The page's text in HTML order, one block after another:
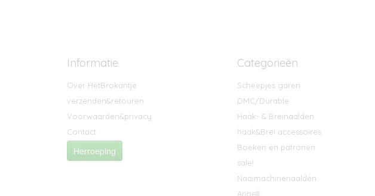
Informatie
Over HetBrokantje
verzenden&retouren
Voorwaarden&privacy
Contact
Herroeping
Categorieën
Scheepjes garen
DMC/Durable
Haak- & Breinaalden
haak&Brei accessoires
Boeken en patronen
sale!
Naaimachinenaalden
Annell